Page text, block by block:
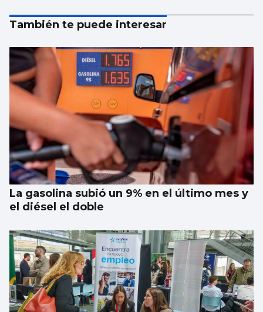
También te puede interesar
La gasolina subió un 9% en el último mes y
el diésel el doble